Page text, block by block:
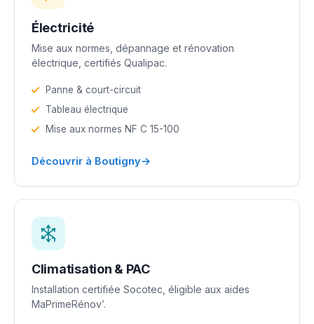
Électricité
Mise aux normes, dépannage et rénovation
électrique, certifiés Qualipac.
Panne & court-circuit
Tableau électrique
Mise aux normes NF C 15-100
Découvrir à Boutigny→
Climatisation & PAC
Installation certifiée Socotec, éligible aux aides
MaPrimeRénov’.